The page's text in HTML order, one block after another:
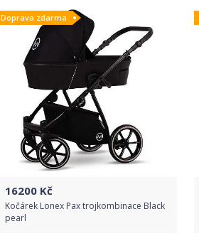
Detail produktu
Doprava zdarma
16200 Kč
Kočárek Lonex Pax trojkombinace Black
pearl